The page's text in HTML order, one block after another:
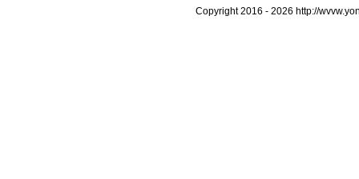
Copyright 2016 - 2026 http://